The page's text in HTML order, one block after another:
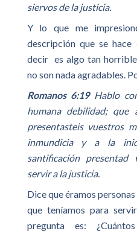
siervos de la justicia.
Y lo que me
descripción que se hace
decir es algo tan
no son nada agradables.
Romanos 6:19 Hablo
humana debilidad; que
presentasteis vuestros
inmundicia y a la
santificación presentad
servir a la justicia.
Dice que éramos
que teníamos para
pregunta es: